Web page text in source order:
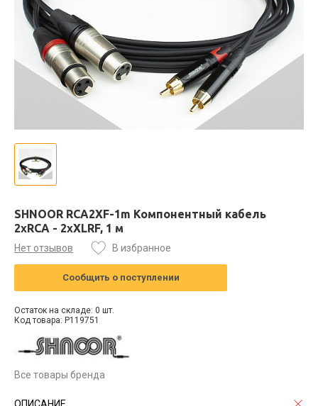
SHNOOR RCA2XF-1m Компонентный кабель
2хRCA - 2хXLRF, 1 м
Нет отзывов В избранное
Сообщить о поступлении
Остаток на складе: 0 шт.
Код товара: P119751
Все товары бренда
ОПИСАНИЕ